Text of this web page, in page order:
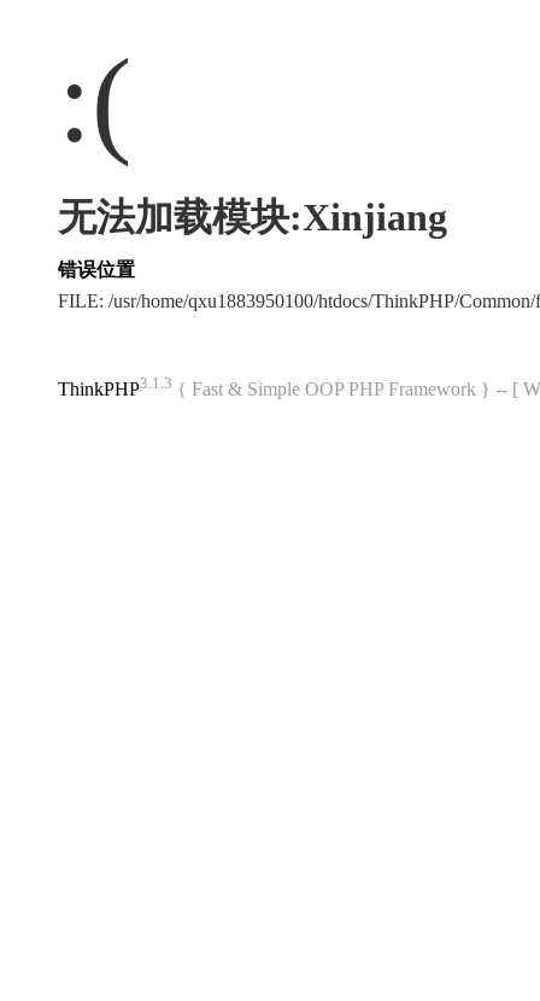
:(
无法加载模块:Xinjiang
错误位置
FILE: /usr/home/qxu1883950100/htdocs/ThinkPHP/
ThinkPHP3.1.3 { Fast & Simple OOP PHP Framework } -- [